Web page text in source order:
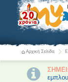
Αρχική Σελίδα